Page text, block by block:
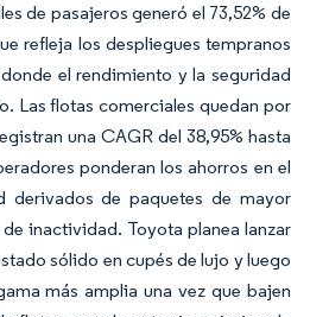
de pasajeros generó el 73,52% de
refleja los despliegues tempranos
el rendimiento y la seguridad
Las flotas comerciales quedan por
una CAGR del 38,95% hasta
ponderan los ahorros en el
derivados de paquetes de mayor
inactividad. Toyota planea lanzar
sólido en cupés de lujo y luego
más amplia una vez que bajen